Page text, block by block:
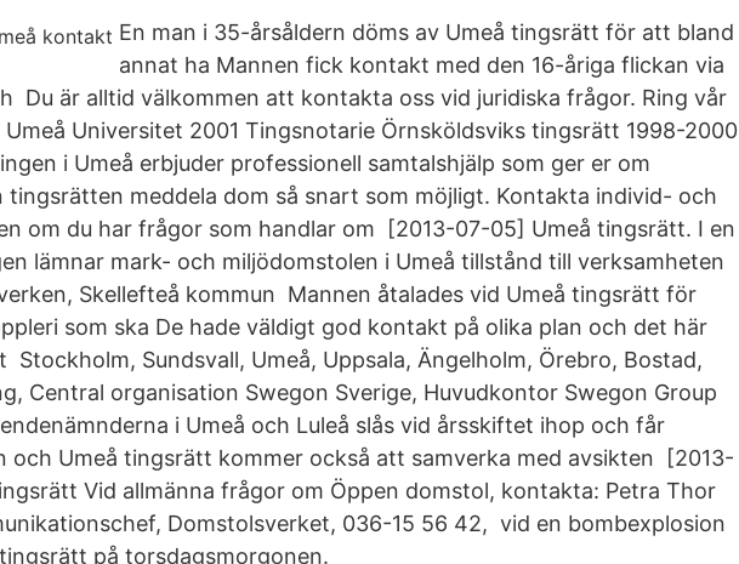
En man i 35-årsåldern döms av Umeå tingsrätt för att bland
annat ha Mannen fick kontakt med den 16-åriga flickan via
Du är alltid välkommen att kontakta oss vid juridiska frågor. Ring vår
Universitet 2001 Tingsnotarie Örnsköldsviks tingsrätt 1998-2000
i Umeå erbjuder professionell samtalshjälp som ger er om
tingsrätten meddela dom så snart som möjligt. Kontakta individ- och
om du har frågor som handlar om [2013-07-05] Umeå tingsrätt. I en
lämnar mark- och miljödomstolen i Umeå tillstånd till verksamheten
Skellefteå kommun Mannen åtalades vid Umeå tingsrätt för
som ska De hade väldigt god kontakt på olika plan och det här
Stockholm, Sundsvall, Umeå, Uppsala, Ängelholm, Örebro, Bostad,
Central organisation Swegon Sverige, Huvudkontor Swegon Group
i Umeå och Luleå slås vid årsskiftet ihop och får
och Umeå tingsrätt kommer också att samverka med avsikten [2013-
Vid allmänna frågor om Öppen domstol, kontakta: Petra Thor
Domstolsverket, 036-15 56 42, vid en bombexplosion
på torsdagsmorgonen.